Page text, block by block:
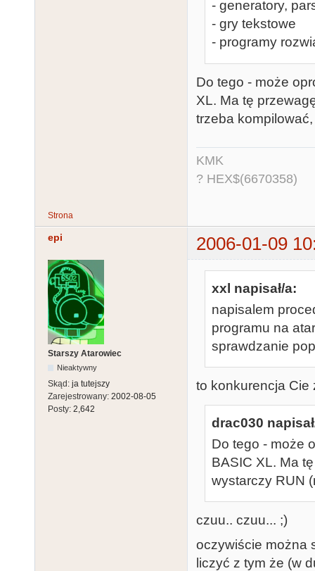
- generatory,
- gry tekstowe
- programy
Do tego - może
XL. Ma tę
trzeba
KMK
? HEX$(6670358)
Strona
epi 2006-01-09
Starszy Atarowiec
Nieaktywny
Skąd: ja tutejszy
Zarejestrowany: 2002-08-05
Posty: 2,642
xxl napisał/a:
napisalem
programu na
sprawdzanie
to konkurencja Cie
drac030
Do tego - może
BASIC XL. Ma
wystarczy RUN
czuu.. czuu... ;)
oczywiście można
liczyć z tym że (w